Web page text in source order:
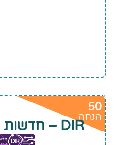
50
הנחה
DIR – חדשות הטכנולוגיה